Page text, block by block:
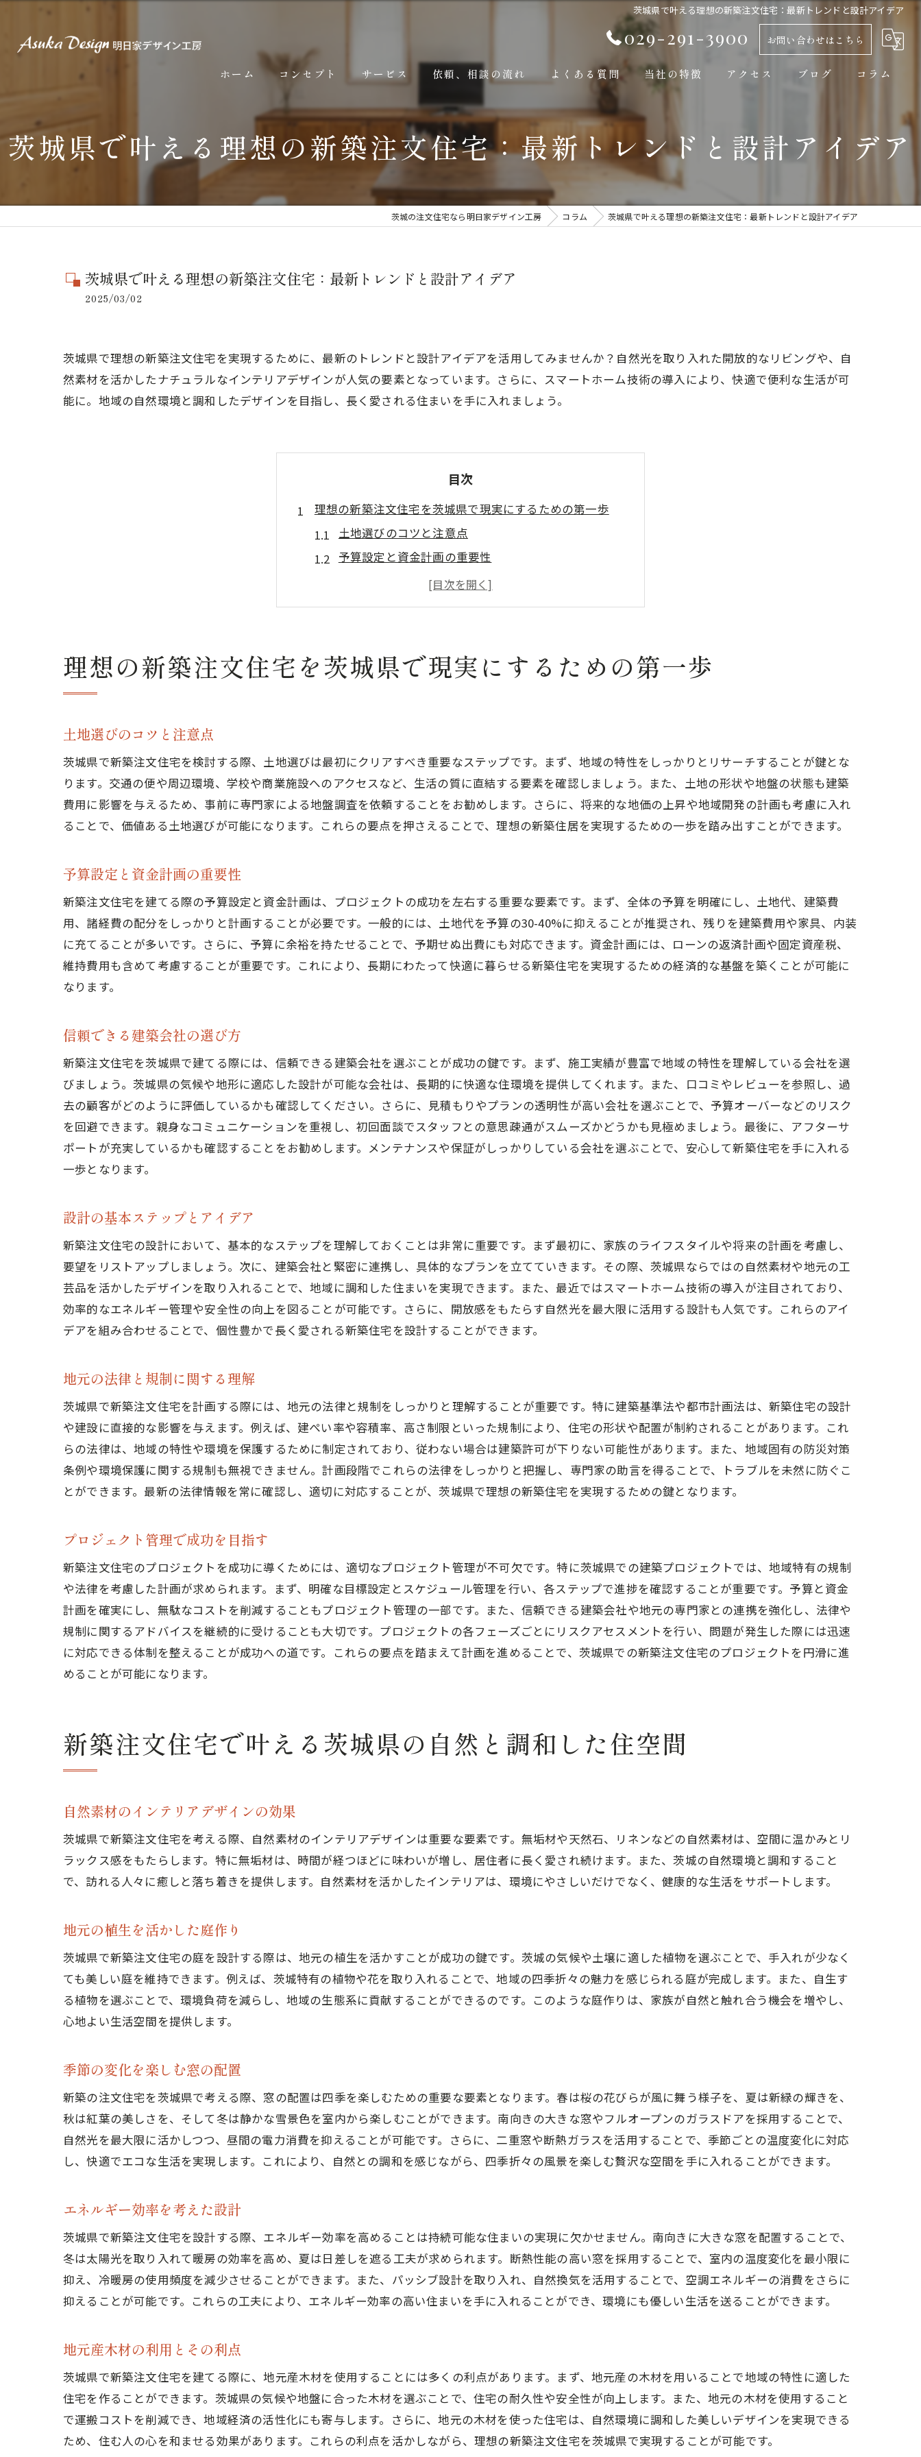
茨城県で叶える理想の新築注文住宅：最新トレンドと設計アイデア
029-291-3900 お問い合わせはこちら
ホーム コンセプト サービス 依頼、相談の流れ よくある質問 当社の特徴
新築
平屋
自然素材
工務店
アクセス ブログ コラム
茨城県で叶える理想の新築注文住宅：最新トレンドと設計アイデア
茨城の注文住宅なら明日家デザイン工房 コラム 茨城県で叶える理想の新築注文住宅：最新トレンドと設計アイデア
茨城県で叶える理想の新築注文住宅：最新トレンドと設計アイデア
2025/03/02
茨城県で理想の新築注文住宅を実現するために、最新のトレンドと設計アイデアを活用してみませんか？自然光を取り入れた開放的なリビングや、自
然素材を活かしたナチュラルなインテリアデザインが人気の要素となっています。さらに、スマートホーム技術の導入により、快適で便利な生活が可
能に。地域の自然環境と調和したデザインを目指し、長く愛される住まいを手に入れましょう。
目次
理想の新築注文住宅を茨城県で現実にするための第一歩
土地選びのコツと注意点
予算設定と資金計画の重要性
信頼できる建築会社の選び方
設計の基本ステップとアイデア
プロジェクト管理で成功を目指す
新築注文住宅で叶える茨城県の自然と調和した住空間
エネルギー効率を考えた設計
地元産木材の利用とその利点
地震に強い構造設計のポイント
自然素材とテクノロジーの融合事例
便利で効率的な家電配置のコツ
自然光を取り入れる設計テクニック
エコフレンドリーな住まいの実現
リビングの家具配置アイデア
自然素材を活かした空間づくり
家族が集まる暖かなインテリア
音響環境を考慮した設計の工夫
照明計画のポイントとその効果
収納スペースの賢い活用法
プライバシーを考慮した間取り設計
子育てに優しい設備と設計
リラックスできるパーソナルスペース作り
最新の住宅エコトレンドを取り入れる
住まいにおける健康志向の取り組み
近隣とのコミュニケーションを考えた設計
未来を見据えたテクノロジーの活用
持続可能な生活スタイルの提案
自然災害に強い住宅構造の考慮
地域コミュニティとの関係構築
文化と調和したデザインの魅力
地産地消を活かした建築素材の選択
地域イベントとの連携を考えた住まい
住まいの価値を高めるメンテナンス
家族の変化に対応できる設計
理想の新築注文住宅を茨城県で現実にするための第一歩
土地選びのコツと注意点
茨城県で新築注文住宅を検討する際、土地選びは最初にクリアすべき重要なステップです。まず、地域の特性をしっかりとリサーチすることが鍵とな
ります。交通の便や周辺環境、学校や商業施設へのアクセスなど、生活の質に直結する要素を確認しましょう。また、土地の形状や地盤の状態も建築
費用に影響を与えるため、事前に専門家による地盤調査を依頼することをお勧めします。さらに、将来的な地価の上昇や地域開発の計画も考慮に入れ
ることで、価値ある土地選びが可能になります。これらの要点を押さえることで、理想の新築住居を実現するための一歩を踏み出すことができます。
予算設定と資金計画の重要性
新築注文住宅を建てる際の予算設定と資金計画は、プロジェクトの成功を左右する重要な要素です。まず、全体の予算を明確にし、土地代、建築費
用、諸経費の配分をしっかりと計画することが必要です。一般的には、土地代を予算の30-40%に抑えることが推奨され、残りを建築費用や家具、内装
に充てることが多いです。さらに、予算に余裕を持たせることで、予期せぬ出費にも対応できます。資金計画には、ローンの返済計画や固定資産税、
維持費用も含めて考慮することが重要です。これにより、長期にわたって快適に暮らせる新築住宅を実現するための経済的な基盤を築くことが可能に
なります。
信頼できる建築会社の選び方
新築注文住宅を茨城県で建てる際には、信頼できる建築会社を選ぶことが成功の鍵です。まず、施工実績が豊富で地域の特性を理解している会社を選
びましょう。茨城県の気候や地形に適応した設計が可能な会社は、長期的に快適な住環境を提供してくれます。また、口コミやレビューを参照し、過
去の顧客がどのように評価しているかも確認してください。さらに、見積もりやプランの透明性が高い会社を選ぶことで、予算オーバーなどのリスク
を回避できます。親身なコミュニケーションを重視し、初回面談でスタッフとの意思疎通がスムーズかどうかも見極めましょう。最後に、アフターサ
ポートが充実しているかも確認することをお勧めします。メンテナンスや保証がしっかりしている会社を選ぶことで、安心して新築住宅を手に入れる
一歩となります。
設計の基本ステップとアイデア
新築注文住宅の設計において、基本的なステップを理解しておくことは非常に重要です。まず最初に、家族のライフスタイルや将来の計画を考慮し、
要望をリストアップしましょう。次に、建築会社と緊密に連携し、具体的なプランを立てていきます。その際、茨城県ならではの自然素材や地元の工
芸品を活かしたデザインを取り入れることで、地域に調和した住まいを実現できます。また、最近ではスマートホーム技術の導入が注目されており、
効率的なエネルギー管理や安全性の向上を図ることが可能です。さらに、開放感をもたらす自然光を最大限に活用する設計も人気です。これらのアイ
デアを組み合わせることで、個性豊かで長く愛される新築住宅を設計することができます。
地元の法律と規制に関する理解
茨城県で新築注文住宅を計画する際には、地元の法律と規制をしっかりと理解することが重要です。特に建築基準法や都市計画法は、新築住宅の設計
や建設に直接的な影響を与えます。例えば、建ぺい率や容積率、高さ制限といった規制により、住宅の形状や配置が制約されることがあります。これ
らの法律は、地域の特性や環境を保護するために制定されており、従わない場合は建築許可が下りない可能性があります。また、地域固有の防災対策
条例や環境保護に関する規制も無視できません。計画段階でこれらの法律をしっかりと把握し、専門家の助言を得ることで、トラブルを未然に防ぐこ
とができます。最新の法律情報を常に確認し、適切に対応することが、茨城県で理想の新築住宅を実現するための鍵となります。
プロジェクト管理で成功を目指す
新築注文住宅のプロジェクトを成功に導くためには、適切なプロジェクト管理が不可欠です。特に茨城県での建築プロジェクトでは、地域特有の規制
や法律を考慮した計画が求められます。まず、明確な目標設定とスケジュール管理を行い、各ステップで進捗を確認することが重要です。予算と資金
計画を確実にし、無駄なコストを削減することもプロジェクト管理の一部です。また、信頼できる建築会社や地元の専門家との連携を強化し、法律や
規制に関するアドバイスを継続的に受けることも大切です。プロジェクトの各フェーズごとにリスクアセスメントを行い、問題が発生した際には迅速
に対応できる体制を整えることが成功への道です。これらの要点を踏まえて計画を進めることで、茨城県での新築注文住宅のプロジェクトを円滑に進
めることが可能になります。
新築注文住宅で叶える茨城県の自然と調和した住空間
自然素材のインテリアデザインの効果
茨城県で新築注文住宅を考える際、自然素材のインテリアデザインは重要な要素です。無垢材や天然石、リネンなどの自然素材は、空間に温かみとリ
ラックス感をもたらします。特に無垢材は、時間が経つほどに味わいが増し、居住者に長く愛され続けます。また、茨城の自然環境と調和すること
で、訪れる人々に癒しと落ち着きを提供します。自然素材を活かしたインテリアは、環境にやさしいだけでなく、健康的な生活をサポートします。
地元の植生を活かした庭作り
茨城県で新築注文住宅の庭を設計する際は、地元の植生を活かすことが成功の鍵です。茨城の気候や土壌に適した植物を選ぶことで、手入れが少なく
ても美しい庭を維持できます。例えば、茨城特有の植物や花を取り入れることで、地域の四季折々の魅力を感じられる庭が完成します。また、自生す
る植物を選ぶことで、環境負荷を減らし、地域の生態系に貢献することができるのです。このような庭作りは、家族が自然と触れ合う機会を増やし、
心地よい生活空間を提供します。
季節の変化を楽しむ窓の配置
新築の注文住宅を茨城県で考える際、窓の配置は四季を楽しむための重要な要素となります。春は桜の花びらが風に舞う様子を、夏は新緑の輝きを、
秋は紅葉の美しさを、そして冬は静かな雪景色を室内から楽しむことができます。南向きの大きな窓やフルオープンのガラスドアを採用することで、
自然光を最大限に活かしつつ、昼間の電力消費を抑えることが可能です。さらに、二重窓や断熱ガラスを活用することで、季節ごとの温度変化に対応
し、快適でエコな生活を実現します。これにより、自然との調和を感じながら、四季折々の風景を楽しむ贅沢な空間を手に入れることができます。
エネルギー効率を考えた設計
茨城県で新築注文住宅を設計する際、エネルギー効率を高めることは持続可能な住まいの実現に欠かせません。南向きに大きな窓を配置することで、
冬は太陽光を取り入れて暖房の効率を高め、夏は日差しを遮る工夫が求められます。断熱性能の高い窓を採用することで、室内の温度変化を最小限に
抑え、冷暖房の使用頻度を減少させることができます。また、パッシブ設計を取り入れ、自然換気を活用することで、空調エネルギーの消費をさらに
抑えることが可能です。これらの工夫により、エネルギー効率の高い住まいを手に入れることができ、環境にも優しい生活を送ることができます。
地元産木材の利用とその利点
茨城県で新築注文住宅を建てる際に、地元産木材を使用することには多くの利点があります。まず、地元産の木材を用いることで地域の特性に適した
住宅を作ることができます。茨城県の気候や地盤に合った木材を選ぶことで、住宅の耐久性や安全性が向上します。また、地元の木材を使用すること
で運搬コストを削減でき、地域経済の活性化にも寄与します。さらに、地元の木材を使った住宅は、自然環境に調和した美しいデザインを実現できる
ため、住む人の心を和ませる効果があります。これらの利点を活かしながら、理想の新築注文住宅を茨城県で実現することが可能です。